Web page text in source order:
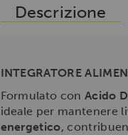
Descrizione
INTEGRATORE
Formulato con Acido
ideale per mantenere
energetico,